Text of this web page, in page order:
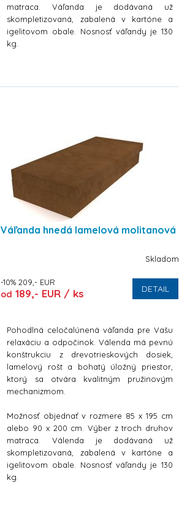
matraca. Váľanda je dodávaná už
skompletizovaná, zabalená v kartóne a
igelitovom obale. Nosnosť váľandy je 130
kg.
Váľanda hnedá lamelová molitanová
Skladom
-10% 209,- EUR
od 189,- EUR / ks DETAIL
Pohodlná celočalúnená váľanda pre Vašu
relaxáciu a odpočinok. Válenda má pevnú
konštrukciu z drevotrieskových dosiek,
lamelový rošt a bohatý úložný priestor,
ktorý sa otvára kvalitným pružinovým
mechanizmom.
Možnosť objednať v rozmere 85 x 195 cm
alebo 90 x 200 cm. Výber z troch druhov
matraca. Válenda je dodávaná už
skompletizovaná, zabalená v kartóne a
igelitovom obale. Nosnosť váľandy je 130
kg.